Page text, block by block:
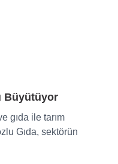
Büyütüyor
gıda ile tarım
Gıda, sektörün